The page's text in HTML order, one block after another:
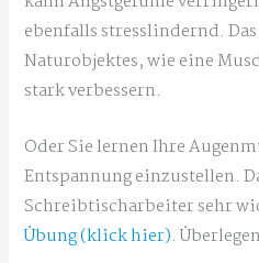
ebenfalls stresslindernd.
Naturobjektes, wie eine
stark verbessern.
Oder Sie lernen Ihre
Entspannung einzustellen.
Schreibtischarbeiter sehr
Übung (klick hier).